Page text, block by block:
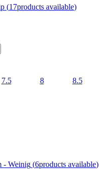
(17products available)
7.5 8 8.5
- Weinig (6products available)